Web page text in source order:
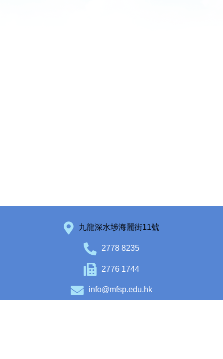
九龍深水埗海麗街11號
2778 8235
2776 1744
info@mfsp.edu.hk